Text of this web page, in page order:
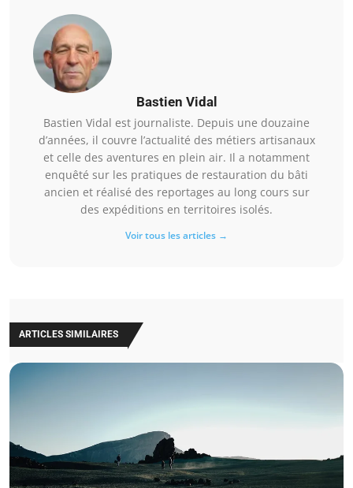
Bastien Vidal
Bastien Vidal est journaliste. Depuis une douzaine
d’années, il couvre l’actualité des métiers artisanaux
et celle des aventures en plein air. Il a notamment
enquêté sur les pratiques de restauration du bâti
ancien et réalisé des reportages au long cours sur
des expéditions en territoires isolés.
Voir tous les articles →
ARTICLES SIMILAIRES